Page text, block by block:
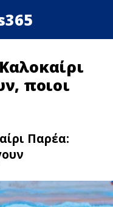
ποιοι
Παρέα: